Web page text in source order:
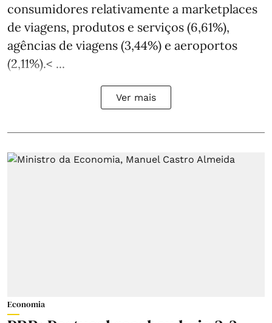
consumidores relativamente a marketplaces
de viagens, produtos e serviços (6,61%),
agências de viagens (3,44%) e aeroportos
(2,11%).< ...
Ver mais
Economia